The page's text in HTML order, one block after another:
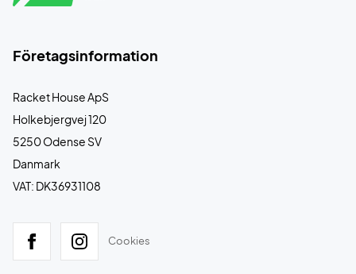
Företagsinformation
Racket House ApS
Holkebjergvej 120
5250 Odense SV
Danmark
VAT: DK36931108
Cookies